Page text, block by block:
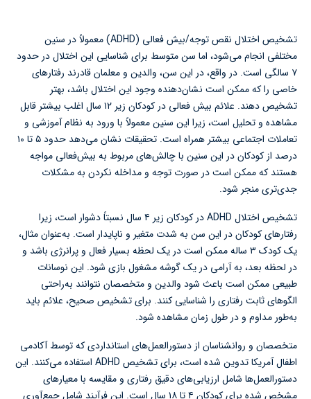
تشخیص اختلال نقص توجه/بیش فعالی (ADHD) معمولاً در سنین
مختلفی انجام می‌شود، اما سن متوسط برای شناسایی این اختلال در حدود
۷ سالگی است. در واقع، در این سن، والدین و معلمان قادرند رفتارهای
خاصی را که ممکن است نشان‌دهنده وجود این اختلال باشد، بهتر
تشخیص دهند. علائم بیش فعالی در کودکان زیر ۱۲ سال اغلب بیشتر قابل
مشاهده و تحلیل است، زیرا این سنین معمولاً با ورود به نظام آموزشی و
تعاملات اجتماعی بیشتر همراه است. تحقیقات نشان می‌دهد حدود ۵ تا ۱۰
درصد از کودکان در این سنین با چالش‌های مربوط به بیش‌فعالی مواجه
هستند که ممکن است در صورت توجه و مداخله نکردن به مشکلات
جدی‌تری منجر شود.
تشخیص اختلال ADHD در کودکان زیر ۴ سال نسبتاً دشوار است، زیرا
رفتارهای کودکان در این سن به شدت متغیر و ناپایدار است. به‌عنوان مثال،
یک کودک ۳ ساله ممکن است در یک لحظه بسیار فعال و پرانرژی باشد و
در لحظه بعد، به آرامی در یک گوشه مشغول بازی شود. این نوسانات
طبیعی ممکن است باعث شود والدین و متخصصان نتوانند به‌راحتی
الگوهای ثابت رفتاری را شناسایی کنند. برای تشخیص صحیح، علائم باید
به‌طور مداوم و در طول زمان مشاهده شود.
متخصصان و روانشناسان از دستورالعمل‌های استانداردی که توسط آکادمی
اطفال آمریکا تدوین شده است، برای تشخیص ADHD استفاده می‌کنند. این
دستورالعمل‌ها شامل ارزیابی‌های دقیق رفتاری و مقایسه با معیارهای
مشخص شده برای کودکان ۴ تا ۱۸ سال است. این فرآیند شامل جمع‌آوری